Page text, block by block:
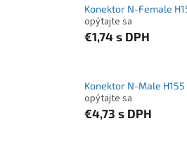
Konektor N-Female
opýtajte sa
€1,74 s DPH
Konektor N-Male
opýtajte sa
€4,73 s DPH